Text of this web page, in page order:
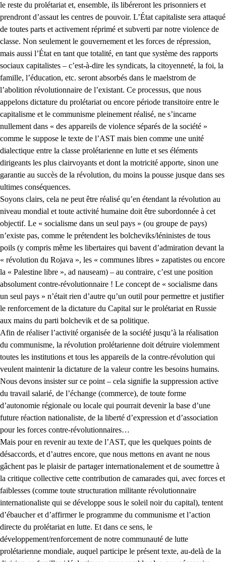
le reste du prolétariat et, ensemble, ils libéreront les prisonniers et
prendront d’assaut les centres de pouvoir. L’État capitaliste sera attaqué
de toutes parts et activement réprimé et subverti par notre violence de
classe. Non seulement le gouvernement et les forces de répression,
mais aussi l’État en tant que totalité, en tant que système des rapports
sociaux capitalistes – c’est-à-dire les syndicats, la citoyenneté, la foi, la
famille, l’éducation, etc. seront absorbés dans le maelstrom de
l’abolition révolutionnaire de l’existant. Ce processus, que nous
appelons dictature du prolétariat ou encore période transitoire entre le
capitalisme et le communisme pleinement réalisé, ne s’incarne
nullement dans « des appareils de violence séparés de la société »
comme le suppose le texte de l’AST mais bien comme une unité
dialectique entre la classe prolétarienne en lutte et ses éléments
dirigeants les plus clairvoyants et dont la motricité apporte, sinon une
garantie au succès de la révolution, du moins la pousse jusque dans ses
ultimes conséquences.
Soyons clairs, cela ne peut être réalisé qu’en étendant la révolution au
niveau mondial et toute activité humaine doit être subordonnée à cet
objectif. Le « socialisme dans un seul pays » (ou groupe de pays)
n’existe pas, comme le prétendent les bolcheviks/léninistes de tous
poils (y compris même les libertaires qui bavent d’admiration devant la
« révolution du Rojava », les « communes libres » zapatistes ou encore
la « Palestine libre », ad nauseam) – au contraire, c’est une position
absolument contre-révolutionnaire ! Le concept de « socialisme dans
un seul pays » n’était rien d’autre qu’un outil pour permettre et justifier
le renforcement de la dictature du Capital sur le prolétariat en Russie
aux mains du parti bolchevik et de sa politique.
Afin de réaliser l’activité organisée de la société jusqu’à la réalisation
du communisme, la révolution prolétarienne doit détruire violemment
toutes les institutions et tous les appareils de la contre-révolution qui
veulent maintenir la dictature de la valeur contre les besoins humains.
Nous devons insister sur ce point – cela signifie la suppression active
du travail salarié, de l’échange (commerce), de toute forme
d’autonomie régionale ou locale qui pourrait devenir la base d’une
future réaction nationaliste, de la liberté d’expression et d’association
pour les forces contre-révolutionnaires…
Mais pour en revenir au texte de l’AST, que les quelques points de
désaccords, et d’autres encore, que nous mettons en avant ne nous
gâchent pas le plaisir de partager internationalement et de soumettre à
la critique collective cette contribution de camarades qui, avec forces et
faiblesses (comme toute structuration militante révolutionnaire
internationaliste qui se développe sous le soleil noir du capital), tentent
d’ébaucher et d’affirmer le programme du communisme et l’action
directe du prolétariat en lutte. Et dans ce sens, le
développement/renforcement de notre communauté de lutte
prolétarienne mondiale, auquel participe le présent texte, au-delà de la